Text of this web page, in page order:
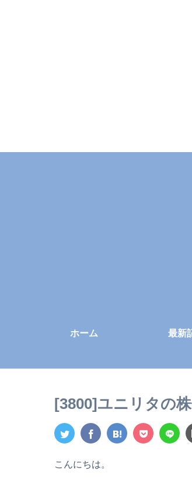
ホーム 最新
[3800]ユニリタの
こんにちは。